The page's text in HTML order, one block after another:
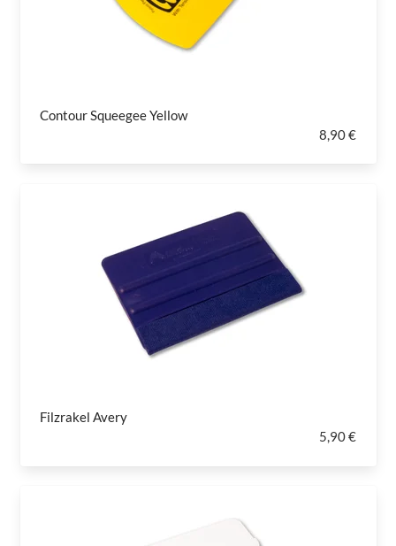
Contour Squeegee Yellow
8,90 €
Filzrakel Avery
5,90 €